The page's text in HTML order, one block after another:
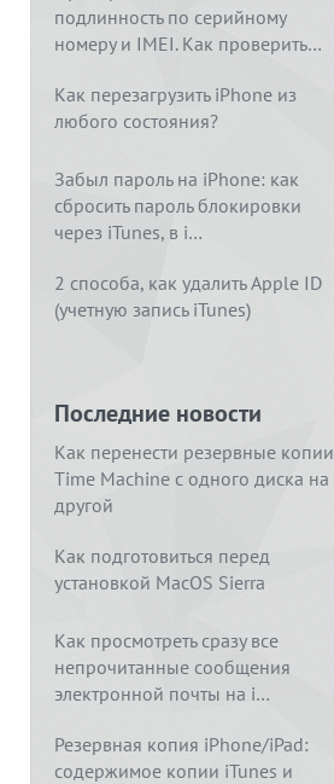
подлинность по серийному
номеру и IMEI. Как проверить…
Как перезагрузить iPhone из
любого состояния?
Забыл пароль на iPhone: как
сбросить пароль блокировки
через iTunes, в i…
2 способа, как удалить Apple ID
(учетную запись iTunes)
Последние новости
Как перенести резервные копии
Time Machine с одного диска на
другой
Как подготовиться перед
установкой MacOS Sierra
Как просмотреть сразу все
непрочитанные сообщения
электронной почты на i…
Резервная копия iPhone/iPad:
содержимое копии iTunes и